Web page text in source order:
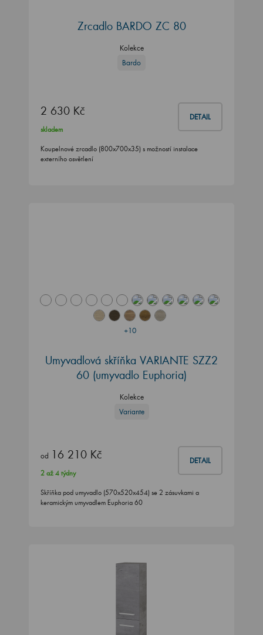
Zrcadlo BARDO ZC 80
Kolekce
Bardo
2 630 Kč DETAIL
skladem
Koupelnové zrcadlo (800x700x35) s možností instalace
externího osvětlení
+10
Umyvadlová skříňka VARIANTE SZZ2
60 (umyvadlo Euphoria)
Kolekce
Variante
od 16 210 Kč DETAIL
2 až 4 týdny
Skříňka pod umyvadlo (570x520x454) se 2 zásuvkami a
keramickým umyvadlem Euphoria 60